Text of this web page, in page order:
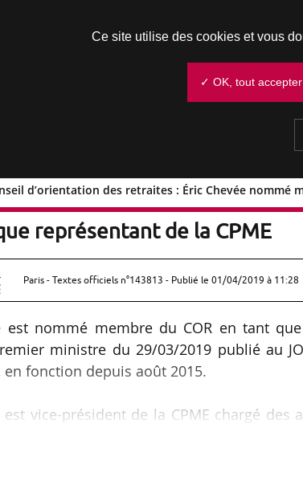
d’orientation des retraites : Éric Chevée nommé
des retraites :
représentant de la CPME
Paris - Textes officiels n°143813 - Publié le 01/04/2019 à 11:28
est nommé membre du COR en tant
ministre du 29/03/2019 publié au
en fonction depuis août 2015.
est vice-président de la CPME chargé
Ce site utilise des cookies et vous
✓ OK, tout accepter